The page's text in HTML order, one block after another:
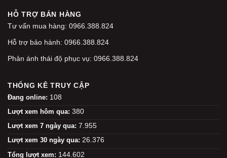
HỖ TRỢ BÁN HÀNG
Tư vấn mua hàng: 0966.388.824
Hỗ trợ bảo hành: 0966.388.824
Phản ánh thái độ phục vụ: 0966.388.824
THỐNG KÊ TRUY CẬP
Đang online: 108
Lượt xem hôm qua: 380
Lượt xem 7 ngày qua: 7.955
Lượt xem 30 ngày qua: 26.376
Tổng lượt xem: 144.602